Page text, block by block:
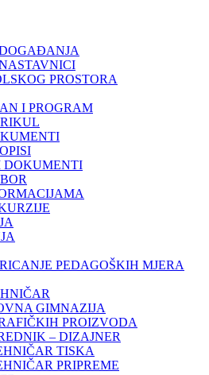
PROSTORA
I PROGRAM
DOKUMENTI
PEDAGOŠKIH MJERA
GIMNAZIJA
PROIZVODA
– DIZAJNER
TISKA
PRIPREME